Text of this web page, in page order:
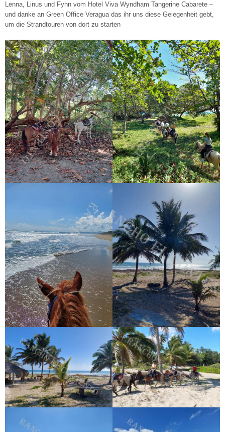
Lenna, Linus und Fynn vom Hotel Viva Wyndham Tangerine Cabarete –
und danke an Green Office Veragua das ihr uns diese Gelegenheit gebt,
um die Strandtouren von dort zu starten